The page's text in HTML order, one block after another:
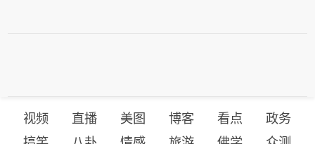
视频 直播 美图 博客 看点
政务